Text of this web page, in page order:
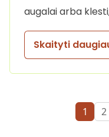
augalai arba
Skaityti
1 2